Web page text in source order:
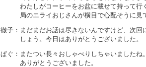
わたしがコーヒーをお盆に載せて持って行
局のエライおじさんが横目で心配そうに見
徹子：まだまだお話は尽きないんですけど、次回
しょう。今日はありがとうございました。
ぱぐ：またつい長々おしゃべりしちゃいましたね
ありがとうございました。